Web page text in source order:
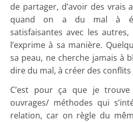
de partager, d’avoir des vrais
quand on a du mal à
satisfaisantes avec les
l’exprime à sa manière.
sa peau, ne cherche jamais à
dire du mal, à créer des
C’est pour ça que je
ouvrages/ méthodes qui
relation, car on règle du